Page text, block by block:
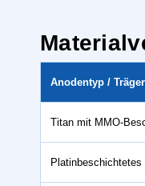
Anodentyp /
Titan mit MMO-
Platinbeschichtetes